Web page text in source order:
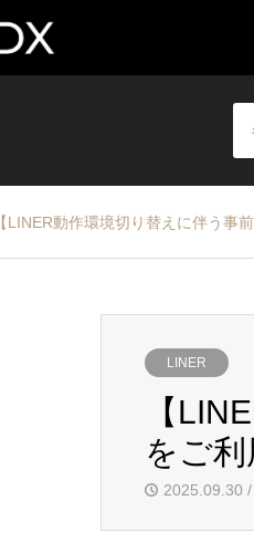
【LINER動作環境切り替えに伴う事
LINER
【
をご
2025.09.30